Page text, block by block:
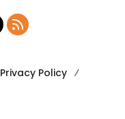
Privacy Policy